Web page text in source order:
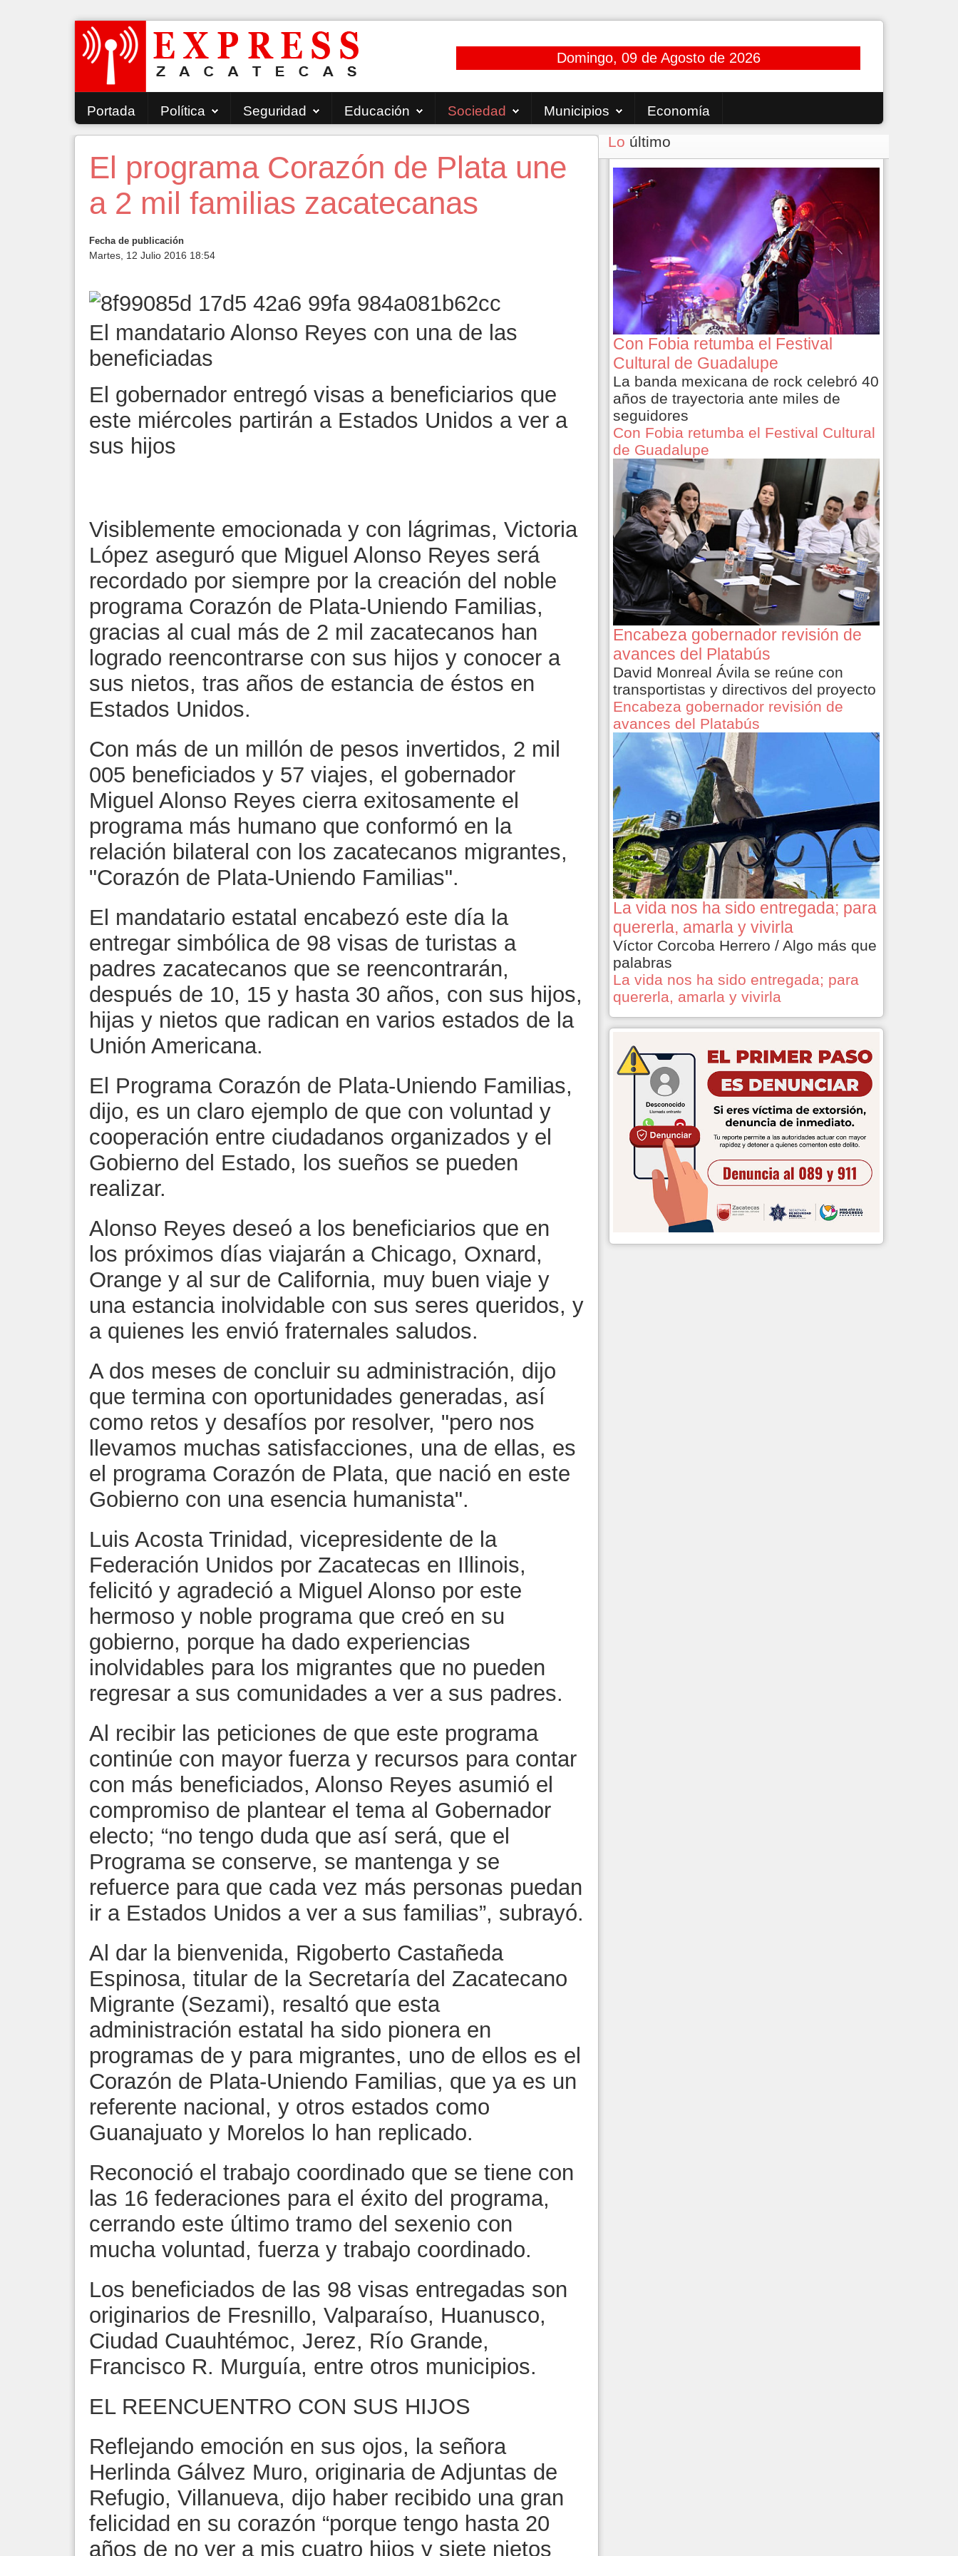
Domingo, 09 de Agosto de 2026
Portada Política Seguridad Educación Sociedad Municipios Economía
El programa Corazón de Plata une
a 2 mil familias zacatecanas
Fecha de publicación
Martes, 12 Julio 2016 18:54
El mandatario Alonso Reyes con una de las
beneficiadas
El gobernador entregó visas a beneficiarios que
este miércoles partirán a Estados Unidos a ver a
sus hijos
Visiblemente emocionada y con lágrimas, Victoria
López aseguró que Miguel Alonso Reyes será
recordado por siempre por la creación del noble
programa Corazón de Plata-Uniendo Familias,
gracias al cual más de 2 mil zacatecanos han
logrado reencontrarse con sus hijos y conocer a
sus nietos, tras años de estancia de éstos en
Estados Unidos.
Con más de un millón de pesos invertidos, 2 mil
005 beneficiados y 57 viajes, el gobernador
Miguel Alonso Reyes cierra exitosamente el
programa más humano que conformó en la
relación bilateral con los zacatecanos migrantes,
"Corazón de Plata-Uniendo Familias".
El mandatario estatal encabezó este día la
entregar simbólica de 98 visas de turistas a
padres zacatecanos que se reencontrarán,
después de 10, 15 y hasta 30 años, con sus hijos,
hijas y nietos que radican en varios estados de la
Unión Americana.
El Programa Corazón de Plata-Uniendo Familias,
dijo, es un claro ejemplo de que con voluntad y
cooperación entre ciudadanos organizados y el
Gobierno del Estado, los sueños se pueden
realizar.
Alonso Reyes deseó a los beneficiarios que en
los próximos días viajarán a Chicago, Oxnard,
Orange y al sur de California, muy buen viaje y
una estancia inolvidable con sus seres queridos, y
a quienes les envió fraternales saludos.
A dos meses de concluir su administración, dijo
que termina con oportunidades generadas, así
como retos y desafíos por resolver, "pero nos
llevamos muchas satisfacciones, una de ellas, es
el programa Corazón de Plata, que nació en este
Gobierno con una esencia humanista".
Luis Acosta Trinidad, vicepresidente de la
Federación Unidos por Zacatecas en Illinois,
felicitó y agradeció a Miguel Alonso por este
hermoso y noble programa que creó en su
gobierno, porque ha dado experiencias
inolvidables para los migrantes que no pueden
regresar a sus comunidades a ver a sus padres.
Al recibir las peticiones de que este programa
continúe con mayor fuerza y recursos para contar
con más beneficiados, Alonso Reyes asumió el
compromiso de plantear el tema al Gobernador
electo; “no tengo duda que así será, que el
Programa se conserve, se mantenga y se
refuerce para que cada vez más personas puedan
ir a Estados Unidos a ver a sus familias”, subrayó.
Al dar la bienvenida, Rigoberto Castañeda
Espinosa, titular de la Secretaría del Zacatecano
Migrante (Sezami), resaltó que esta
administración estatal ha sido pionera en
programas de y para migrantes, uno de ellos es el
Corazón de Plata-Uniendo Familias, que ya es un
referente nacional, y otros estados como
Guanajuato y Morelos lo han replicado.
Reconoció el trabajo coordinado que se tiene con
las 16 federaciones para el éxito del programa,
cerrando este último tramo del sexenio con
mucha voluntad, fuerza y trabajo coordinado.
Los beneficiados de las 98 visas entregadas son
originarios de Fresnillo, Valparaíso, Huanusco,
Ciudad Cuauhtémoc, Jerez, Río Grande,
Francisco R. Murguía, entre otros municipios.
EL REENCUENTRO CON SUS HIJOS
Reflejando emoción en sus ojos, la señora
Herlinda Gálvez Muro, originaria de Adjuntas de
Refugio, Villanueva, dijo haber recibido una gran
felicidad en su corazón “porque tengo hasta 20
años de no ver a mis cuatro hijos y siete nietos
Lo último
Con Fobia retumba el Festival
Cultural de Guadalupe
La banda mexicana de rock celebró 40
años de trayectoria ante miles de
seguidores
Con Fobia retumba el Festival Cultural
de Guadalupe
Encabeza gobernador revisión de
avances del Platabús
David Monreal Ávila se reúne con
transportistas y directivos del proyecto
Encabeza gobernador revisión de
avances del Platabús
La vida nos ha sido entregada; para
quererla, amarla y vivirla
Víctor Corcoba Herrero / Algo más que
palabras
La vida nos ha sido entregada; para
quererla, amarla y vivirla